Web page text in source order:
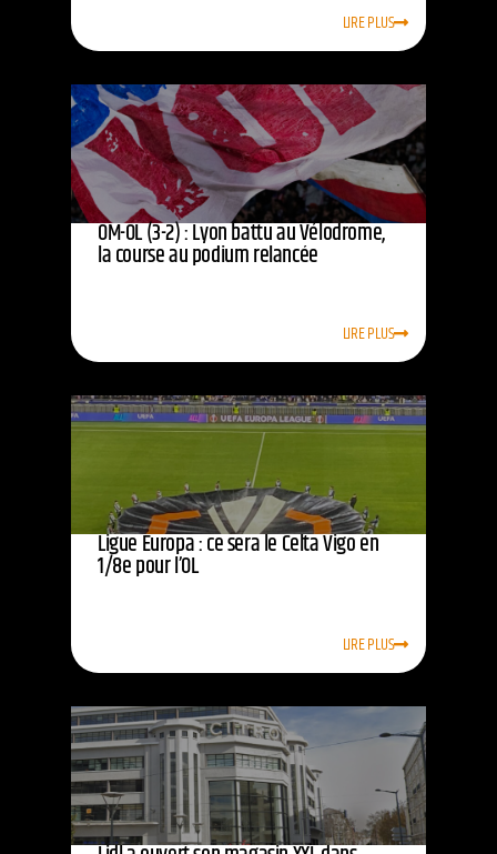
LIRE PLUS
OM-OL (3-2) : Lyon battu au Vélodrome,
la course au podium relancée
LIRE PLUS
Ligue Europa : ce sera le Celta Vigo en
1/8e pour l’OL
LIRE PLUS